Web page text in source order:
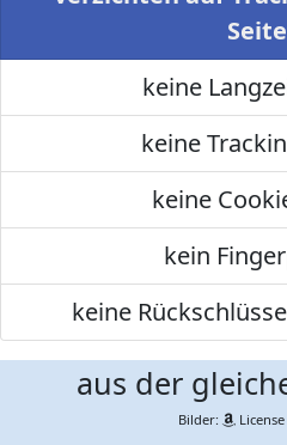
keine
keine
keine
kein
keine
aus der
Bilder: